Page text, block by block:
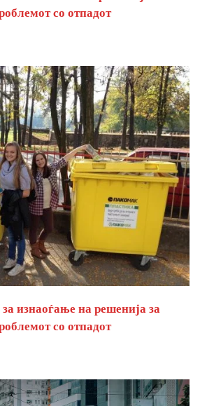
со отпадот
изнаоѓање на решенија за
со отпадот